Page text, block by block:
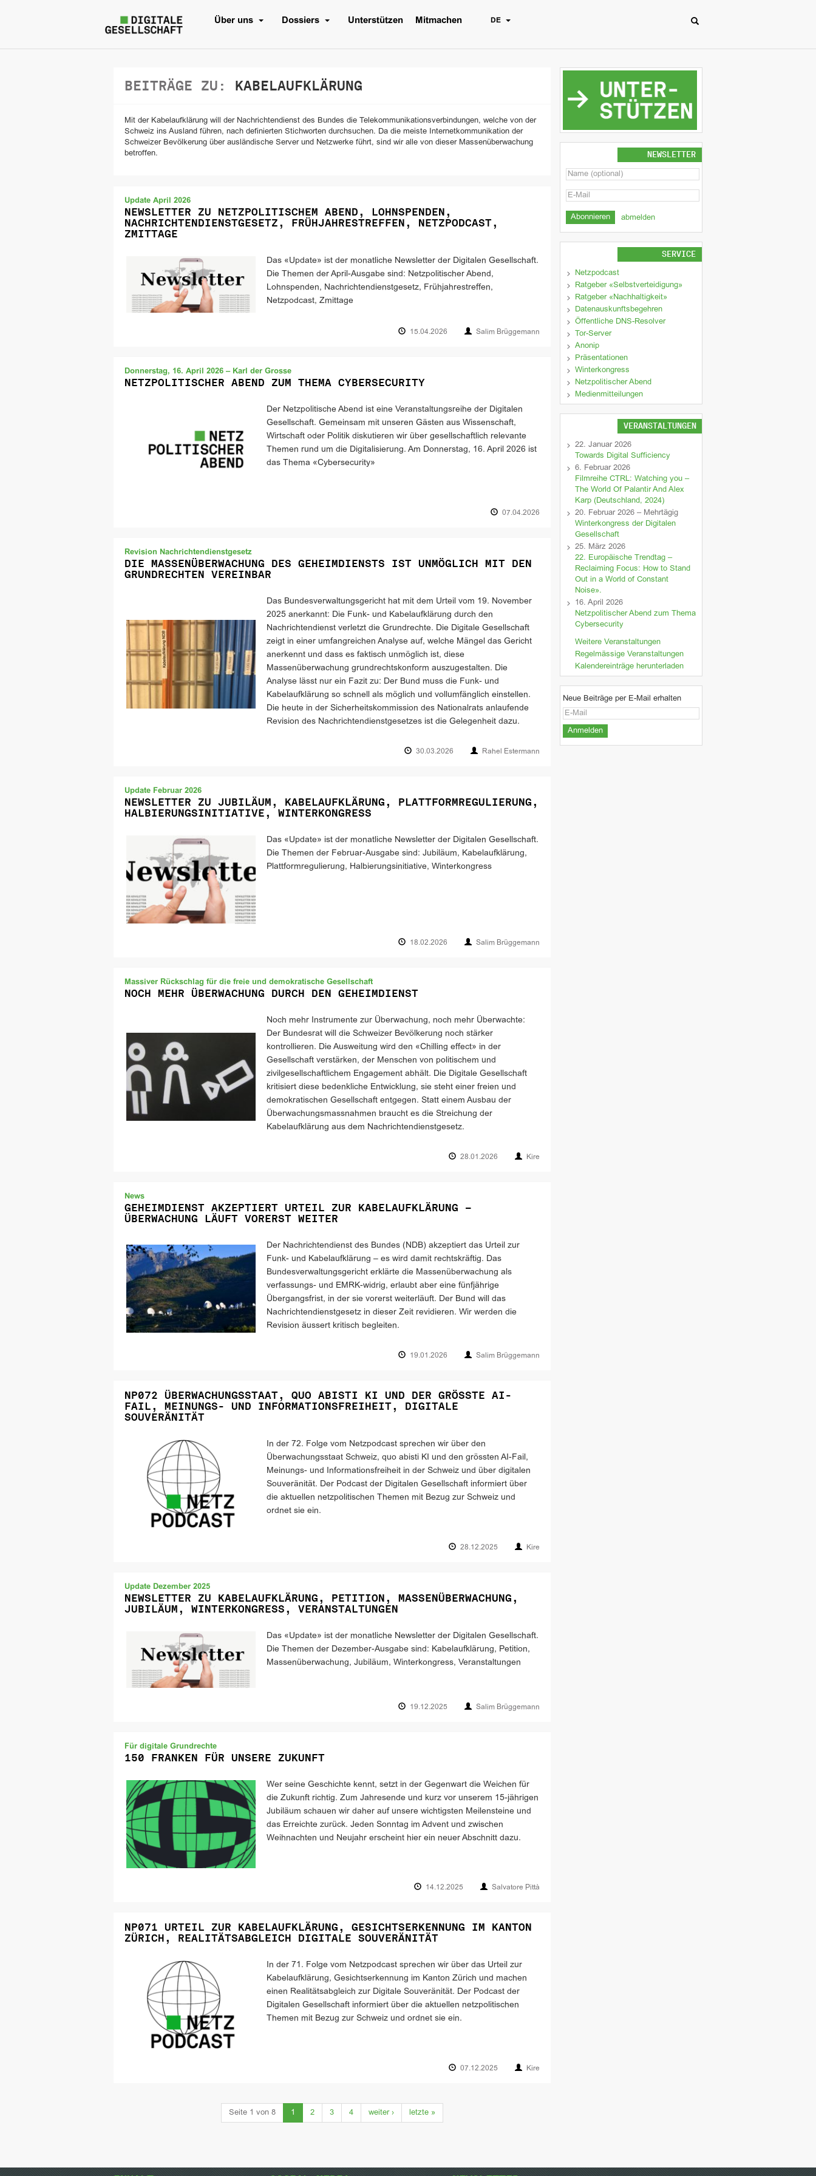
Über uns Dossiers Unterstützen Mitmachen DE
BEITRÄGE ZU: KABELAUFKLÄRUNG
Mit der Kabelaufklärung will der Nachrichtendienst des Bundes die Telekommunikationsverbindungen, welche von der
Schweiz ins Ausland führen, nach definierten Stichworten durchsuchen. Da die meiste Internetkommunikation der
Schweizer Bevölkerung über ausländische Server und Netzwerke führt, sind wir alle von dieser Massenüberwachung
betroffen.
Update April 2026
NEWSLETTER ZU NETZPOLITISCHEM ABEND, LOHNSPENDEN,
NACHRICHTENDIENSTGESETZ, FRÜHJAHRESTREFFEN, NETZPODCAST,
ZMITTAGE
Das «Update» ist der monatliche Newsletter der Digitalen Gesellschaft.
Die Themen der April-Ausgabe sind: Netzpolitischer Abend,
Lohnspenden, Nachrichtendienstgesetz, Frühjahrestreffen,
Netzpodcast, Zmittage
15.04.2026 Salim Brüggemann
Donnerstag, 16. April 2026 – Karl der Grosse
NETZPOLITISCHER ABEND ZUM THEMA CYBERSECURITY
Der Netzpolitische Abend ist eine Veranstaltungsreihe der Digitalen
Gesellschaft. Gemeinsam mit unseren Gästen aus Wissenschaft,
Wirtschaft oder Politik diskutieren wir über gesellschaftlich relevante
Themen rund um die Digitalisierung. Am Donnerstag, 16. April 2026 ist
das Thema «Cybersecurity»
07.04.2026
Revision Nachrichtendienstgesetz
DIE MASSENÜBERWACHUNG DES GEHEIMDIENSTS IST UNMÖGLICH MIT DEN
GRUNDRECHTEN VEREINBAR
Das Bundesverwaltungsgericht hat mit dem Urteil vom 19. November
2025 anerkannt: Die Funk- und Kabelaufklärung durch den
Nachrichtendienst verletzt die Grundrechte. Die Digitale Gesellschaft
zeigt in einer umfangreichen Analyse auf, welche Mängel das Gericht
anerkennt und dass es faktisch unmöglich ist, diese
Massenüberwachung grundrechtskonform auszugestalten. Die
Analyse lässt nur ein Fazit zu: Der Bund muss die Funk- und
Kabelaufklärung so schnell als möglich und vollumfänglich einstellen.
Die heute in der Sicherheitskommission des Nationalrats anlaufende
Revision des Nachrichtendienstgesetzes ist die Gelegenheit dazu.
30.03.2026 Rahel Estermann
Update Februar 2026
NEWSLETTER ZU JUBILÄUM, KABELAUFKLÄRUNG, PLATTFORMREGULIERUNG,
HALBIERUNGSINITIATIVE, WINTERKONGRESS
Das «Update» ist der monatliche Newsletter der Digitalen Gesellschaft.
Die Themen der Februar-Ausgabe sind: Jubiläum, Kabelaufklärung,
Plattformregulierung, Halbierungsinitiative, Winterkongress
18.02.2026 Salim Brüggemann
Massiver Rückschlag für die freie und demokratische Gesellschaft
NOCH MEHR ÜBERWACHUNG DURCH DEN GEHEIMDIENST
Noch mehr Instrumente zur Überwachung, noch mehr Überwachte:
Der Bundesrat will die Schweizer Bevölkerung noch stärker
kontrollieren. Die Ausweitung wird den «Chilling effect» in der
Gesellschaft verstärken, der Menschen von politischem und
zivilgesellschaftlichem Engagement abhält. Die Digitale Gesellschaft
kritisiert diese bedenkliche Entwicklung, sie steht einer freien und
demokratischen Gesellschaft entgegen. Statt einem Ausbau der
Überwachungsmassnahmen braucht es die Streichung der
Kabelaufklärung aus dem Nachrichtendienstgesetz.
28.01.2026 Kire
News
GEHEIMDIENST AKZEPTIERT URTEIL ZUR KABELAUFKLÄRUNG –
ÜBERWACHUNG LÄUFT VORERST WEITER
Der Nachrichtendienst des Bundes (NDB) akzeptiert das Urteil zur
Funk- und Kabelaufklärung – es wird damit rechtskräftig. Das
Bundesverwaltungs­gericht erklärte die Massenüberwachung als
verfassungs- und EMRK-widrig, erlaubt aber eine fünfjährige
Übergangsfrist, in der sie vorerst weiterläuft. Der Bund will das
Nachrichtendienstgesetz in dieser Zeit revidieren. Wir werden die
Revision äussert kritisch begleiten.
19.01.2026 Salim Brüggemann
NP072 ÜBERWACHUNGSSTAAT, QUO ABISTI KI UND DER GRÖSSTE AI-
FAIL, MEINUNGS- UND INFORMATIONSFREIHEIT, DIGITALE
SOUVERÄNITÄT
In der 72. Folge vom Netzpodcast sprechen wir über den
Überwachungsstaat Schweiz, quo abisti KI und den grössten AI-Fail,
Meinungs- und Informationsfreiheit in der Schweiz und über digitalen
Souveränität. Der Podcast der Digitalen Gesellschaft informiert über
die aktuellen netzpolitischen Themen mit Bezug zur Schweiz und
ordnet sie ein.
28.12.2025 Kire
Update Dezember 2025
NEWSLETTER ZU KABELAUFKLÄRUNG, PETITION, MASSENÜBERWACHUNG,
JUBILÄUM, WINTERKONGRESS, VERANSTALTUNGEN
Das «Update» ist der monatliche Newsletter der Digitalen Gesellschaft.
Die Themen der Dezember-Ausgabe sind: Kabelaufklärung, Petition,
Massenüberwachung, Jubiläum, Winterkongress, Veranstaltungen
19.12.2025 Salim Brüggemann
Für digitale Grundrechte
150 FRANKEN FÜR UNSERE ZUKUNFT
Wer seine Geschichte kennt, setzt in der Gegenwart die Weichen für
die Zukunft richtig. Zum Jahresende und kurz vor unserem 15-jährigen
Jubiläum schauen wir daher auf unsere wichtigsten Meilensteine und
das Erreichte zurück. Jeden Sonntag im Advent und zwischen
Weihnachten und Neujahr erscheint hier ein neuer Abschnitt dazu.
14.12.2025 Salvatore Pittà
NP071 URTEIL ZUR KABELAUFKLÄRUNG, GESICHTSERKENNUNG IM KANTON
ZÜRICH, REALITÄTSABGLEICH DIGITALE SOUVERÄNITÄT
In der 71. Folge vom Netzpodcast sprechen wir über das Urteil zur
Kabelaufklärung, Gesichtserkennung im Kanton Zürich und machen
einen Realitätsabgleich zur Digitale Souveränität. Der Podcast der
Digitalen Gesellschaft informiert über die aktuellen netzpolitischen
Themen mit Bezug zur Schweiz und ordnet sie ein.
07.12.2025 Kire
Seite 1 von 8 1 (current)
2 3 4 weiter › letzte »
NEWSLETTER
abmelden
SERVICE
Netzpodcast
Ratgeber «Selbstverteidigung»
Ratgeber «Nachhaltigkeit»
Datenauskunftsbegehren
Öffentliche DNS-Resolver
Tor-Server
Anonip
Präsentationen
Winterkongress
Netzpolitischer Abend
Medienmitteilungen
VERANSTALTUNGEN
22. Januar 2026
Towards Digital Sufficiency
6. Februar 2026
Filmreihe CTRL: Watching you –
The World Of Palantir And Alex
Karp (Deutschland, 2024)
20. Februar 2026 – Mehrtägig
Winterkongress der Digitalen
Gesellschaft
25. März 2026
22. Europäische Trendtag –
Reclaiming Focus: How to Stand
Out in a World of Constant
Noise».
16. April 2026
Netzpolitischer Abend zum Thema
Cybersecurity
Weitere Veranstaltungen
Regelmässige Veranstaltungen
Kalendereinträge herunterladen
Neue Beiträge per E-Mail erhalten